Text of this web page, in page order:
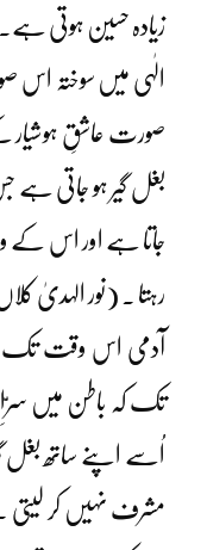
زیادہ حسین ہوتی ہے۔
الٰہی میں سوختہ اس
صورت عاشقِ ہوشیار
بغل گیر ہو جاتی
جاتا ہے اور اس کے
رہتا ۔ (نور الہدیٰ
آدمی اس وقت تک
تک کہ باطن میں
اُسے اپنے ساتھ بغل
مشرف نہیں کر